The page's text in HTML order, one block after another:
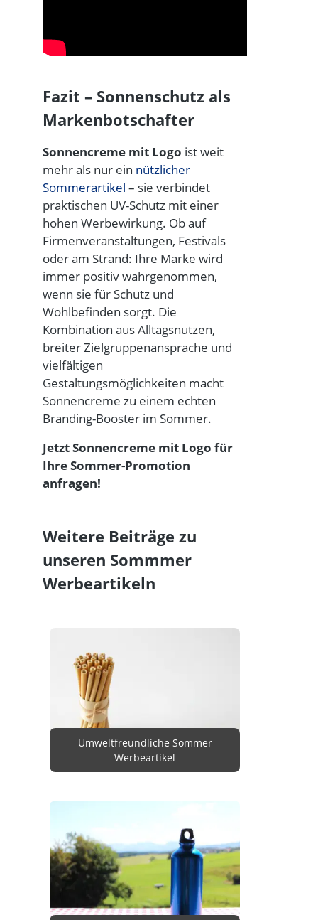
Fazit – Sonnenschutz als
Markenbotschafter
Sonnencreme mit Logo ist weit
mehr als nur ein nützlicher
Sommerartikel – sie verbindet
praktischen UV-Schutz mit einer
hohen Werbewirkung. Ob auf
Firmenveranstaltungen, Festivals
oder am Strand: Ihre Marke wird
immer positiv wahrgenommen,
wenn sie für Schutz und
Wohlbefinden sorgt. Die
Kombination aus Alltagsnutzen,
breiter Zielgruppenansprache und
vielfältigen
Gestaltungsmöglichkeiten macht
Sonnencreme zu einem echten
Branding-Booster im Sommer.
Jetzt Sonnencreme mit Logo für
Ihre Sommer-Promotion
anfragen!
Weitere Beiträge zu
unseren Sommmer
Werbeartikeln
Umweltfreundliche Sommer
Werbeartikel